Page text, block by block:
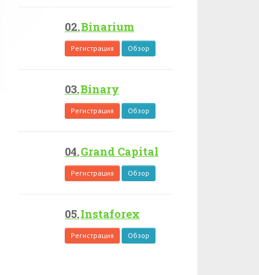
Binarium
Регистрация Обзор
Binary
Регистрация Обзор
Grand Capital
Регистрация Обзор
Instaforex
Регистрация Обзор